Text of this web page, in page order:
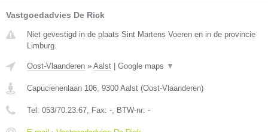
Vastgoedadvies De Rick
Niet gevestigd in de plaats Sint Martens Voeren en in de provincie
Limburg.
Oost-Vlaanderen » Aalst Google maps ▼
Capucienenlaan 106 9300 Aalst (Oost-Vlaanderen)
Tel: 053/70.23.67 , Fax: - , BTW-nr: -